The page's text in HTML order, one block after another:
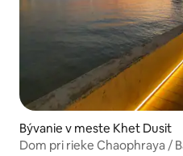
Bývanie v meste Khet Dusit
Dom pri rieke Chaophraya /